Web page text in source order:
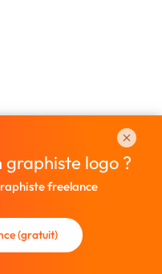
graphiste logo ?
freelance
(gratuit)